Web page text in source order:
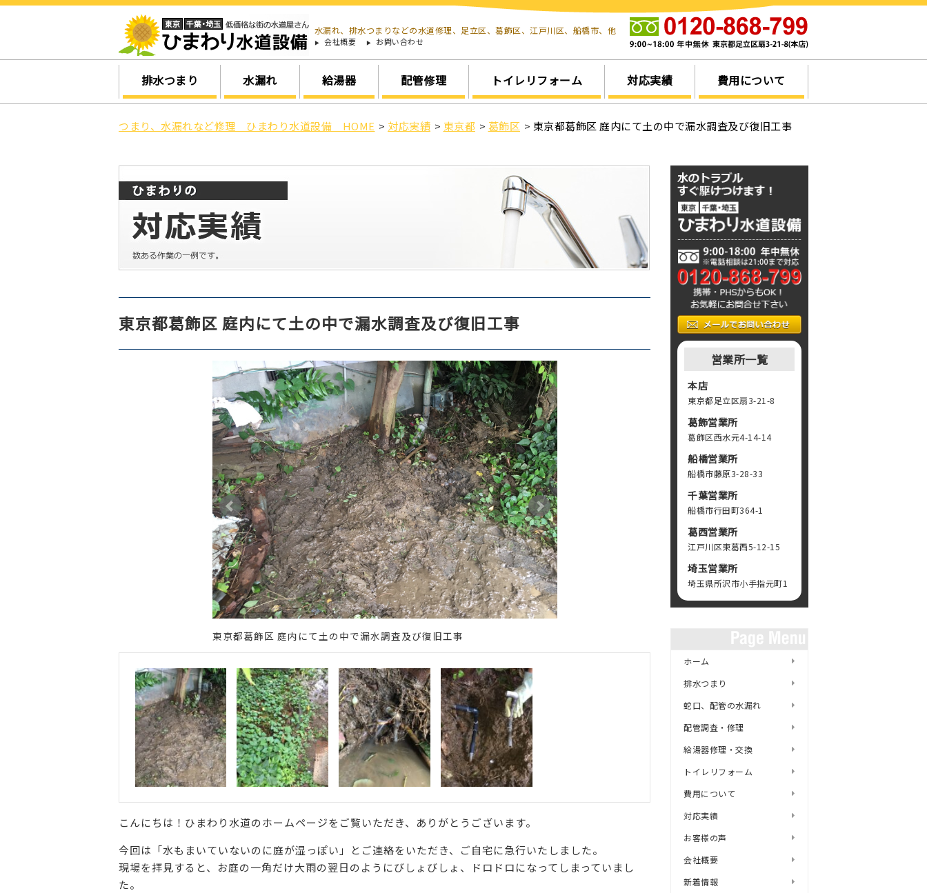
水漏れ、排水つまりなどの水道修理、足立区、葛飾区、江戸川区、船橋市、他
会社概要 お問い合わせ
排水つまり 水漏れ 給湯器 配管修理 トイレリフォーム 対応実績 費用について
つまり、水漏れなど修理 ひまわり水道設備 HOME > 対応実績 > 東京都 > 葛飾区 > 東京都葛飾区 庭内にて土の中で漏水調査及び復旧工事
東京都葛飾区 庭内にて土の中で漏水調査及び復旧工事
東京都葛飾区 庭内にて土の中で漏水調査及び復旧工事
こんにちは！ひまわり水道のホームページをご覧いただき、ありがとうございます。
今回は「水もまいていないのに庭が湿っぽい」とご連絡をいただき、ご自宅に急行いたしました。
現場を拝見すると、お庭の一角だけ大雨の翌日のようにびしょびしょ、ドロドロになってしまっていまし
た。
営業所一覧
本店
東京都足立区扇3-21-8
葛飾営業所
葛飾区西水元4-14-14
船橋営業所
船橋市藤原3-28-33
千葉営業所
船橋市行田町364-1
葛西営業所
江戸川区東葛西5-12-15
埼玉営業所
埼玉県所沢市小手指元町1
ホーム
排水つまり
蛇口、配管の水漏れ
配管調査・修理
給湯器修理・交換
トイレリフォーム
費用について
対応実績
お客様の声
会社概要
新着情報